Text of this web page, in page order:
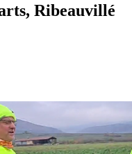
Ribeauvillé